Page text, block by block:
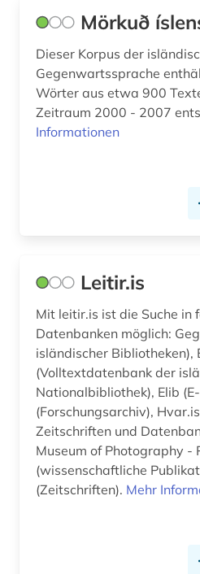
Mörkuð
Dieser Korpus der
Gegenwartssprache enthält ca. 25
Wörter aus etwa 900
Zeitraum 2000 - 2007
Informationen
Leitir.is
Mit leitir.is ist die Suche in
Datenbanken möglich: Gegnir (Verbundkatalog
isländischer Bibliotheken),
(Volltextdatenbank der
Nationalbibliothek), Elib
(Forschungsarchiv),
Zeitschriften und
Museum of Photography -
(wissenschaftliche
(Zeitschriften). Mehr